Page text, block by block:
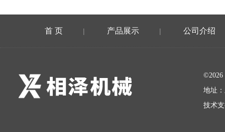
首 页 | 产品展示 | 公司介绍
地址
技术